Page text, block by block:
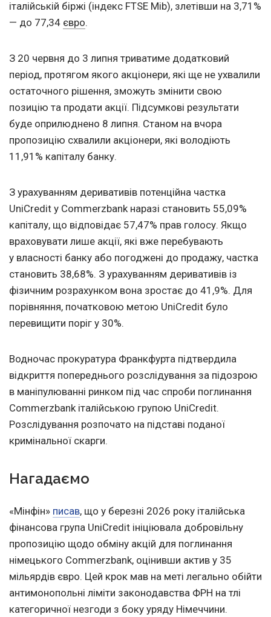
італійській біржі (індекс FTSE Mib), злетівши на 3,71%
— до 77,34 євро.
З 20 червня до 3 липня триватиме додатковий
період, протягом якого акціонери, які ще не ухвалили
остаточного рішення, зможуть змінити свою
позицію та продати акції. Підсумкові результати
буде оприлюднено 8 липня. Станом на вчора
пропозицію схвалили акціонери, які володіють
11,91% капіталу банку.
З урахуванням деривативів потенційна частка
UniCredit у Commerzbank наразі становить 55,09%
капіталу, що відповідає 57,47% прав голосу. Якщо
враховувати лише акції, які вже перебувають
у власності банку або погоджені до продажу, частка
становить 38,68%. З урахуванням деривативів із
фізичним розрахунком вона зростає до 41,9%. Для
порівняння, початковою метою UniCredit було
перевищити поріг у 30%.
Водночас прокуратура Франкфурта підтвердила
відкриття попереднього розслідування за підозрою
в маніпулюванні ринком під час спроби поглинання
Commerzbank італійською групою UniCredit.
Розслідування розпочато на підставі поданої
кримінальної скарги.
Нагадаємо
«Мінфін» писав, що у березні 2026 року італійська
фінансова група UniCredit ініціювала добровільну
пропозицію щодо обміну акцій для поглинання
німецького Commerzbank, оцінивши актив у 35
мільярдів євро. Цей крок мав на меті легально обійти
антимонопольні ліміти законодавства ФРН на тлі
категоричної незгоди з боку уряду Німеччини.